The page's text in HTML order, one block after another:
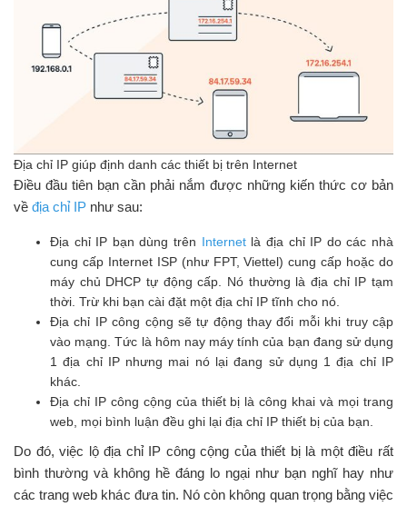
Địa chỉ IP giúp định danh các thiết bị trên Internet
Điều đầu tiên bạn cần phải nắm được những kiến thức cơ bản
về địa chỉ IP như sau:
Địa chỉ IP bạn dùng trên Internetlà địa chỉ IP do các nhà
cung cấp Internet ISP (như FPT, Viettel) cung cấp hoặc do
máy chủ DHCP tự động cấp. Nó thường là địa chỉ IP tạm
thời. Trừ khi bạn cài đặt một địa chỉ IP tĩnh cho nó.
Địa chỉ IP công cộng sẽ tự động thay đổi mỗi khi truy cập
vào mạng. Tức là hôm nay máy tính của bạn đang sử dụng
1 địa chỉ IP nhưng mai nó lại đang sử dụng 1 địa chỉ IP
khác.
Địa chỉ IP công cộng của thiết bị là công khai và mọi trang
web, mọi bình luận đều ghi lại địa chỉ IP thiết bị của bạn.
Do đó, việc lộ địa chỉ IP công cộng của thiết bị là một điều rất
bình thường và không hề đáng lo ngại như bạn nghĩ hay như
các trang web khác đưa tin. Nó còn không quan trọng bằng việc